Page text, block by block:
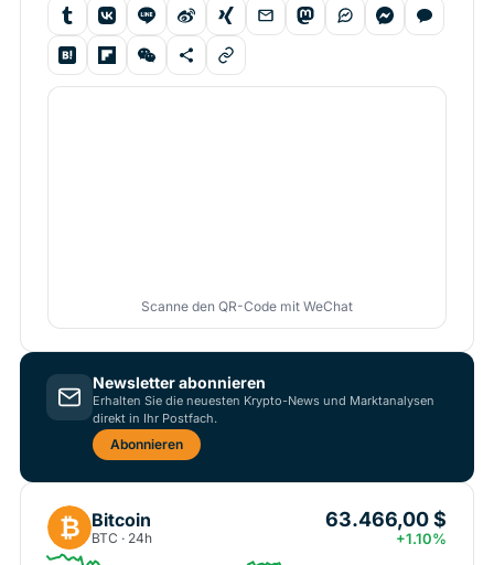
Scanne den QR-Code mit WeChat
Newsletter abonnieren
Erhalten Sie die neuesten Krypto-News und Marktanalysen
direkt in Ihr Postfach.
Abonnieren
₿ Bitcoin
BTC · 24h
63.466,00 $
+1.10%